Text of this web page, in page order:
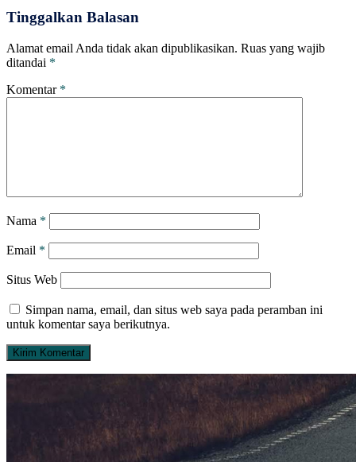
Tinggalkan Balasan
Alamat email Anda tidak akan dipublikasikan. Ruas yang wajib
ditandai *
Komentar *
Nama *
Email *
Situs Web
Simpan nama, email, dan situs web saya pada peramban ini
untuk komentar saya berikutnya.